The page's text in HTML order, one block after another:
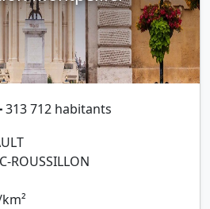
313 712 habitants
ROUSSILLON